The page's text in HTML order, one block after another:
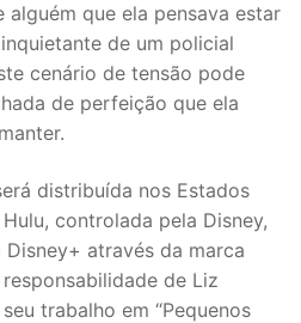
que ela pensava estar
de um policial
cenário de tensão pode
de perfeição que ela
distribuída nos Estados
controlada pela Disney,
através da marca
de Liz
trabalho em “Pequenos